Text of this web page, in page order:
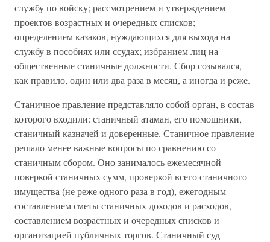
службу по войску; рассмотрением и утверждением
проектов возрастных и очередных списков;
определением казаков, нуждающихся для выхода на
службу в пособиях или ссудах; избранием лиц на
общественные станичные должности. Сбор созывался,
как правило, один или два раза в месяц, а иногда и реже.
Станичное правление представляло собой орган, в состав
которого входили: станичный атаман, его помощники,
станичный казначей и доверенные. Станичное правление
решало менее важные вопросы по сравнению со
станичным сбором. Оно занималось ежемесячной
поверкой станичных сумм, проверкой всего станичного
имущества (не реже одного раза в год), ежегодным
составлением сметы станичных доходов и расходов,
составлением возрастных и очередных списков и
организацией публичных торгов. Станичный суд